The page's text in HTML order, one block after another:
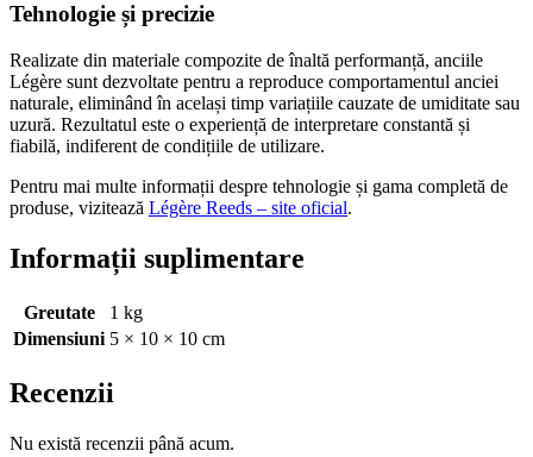
Tehnologie și precizie
Realizate din materiale compozite de înaltă performanță, anciile
Légère sunt dezvoltate pentru a reproduce comportamentul anciei
naturale, eliminând în același timp variațiile cauzate de umiditate sau
uzură. Rezultatul este o experiență de interpretare constantă și
fiabilă, indiferent de condițiile de utilizare.
Pentru mai multe informații despre tehnologie și gama completă de
produse, vizitează Légère Reeds – site oficial.
Informații suplimentare
Greutate
1 kg
Dimensiuni 5 × 10 × 10 cm
Recenzii
Nu există recenzii până acum.